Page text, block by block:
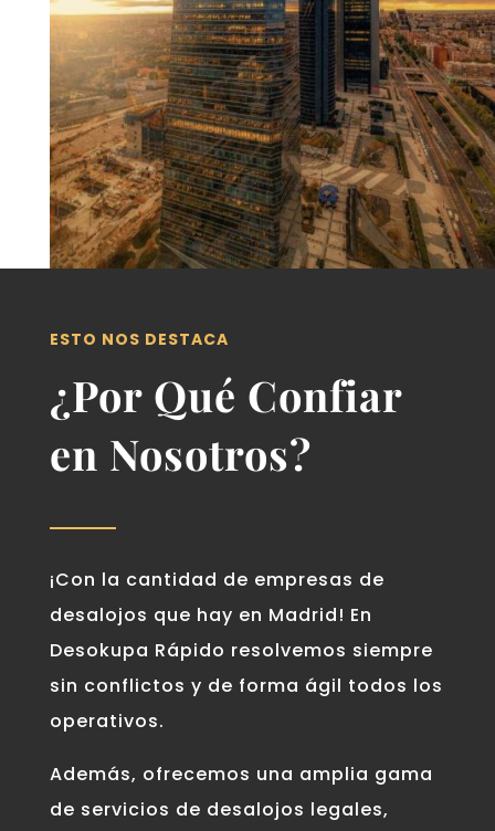
ESTO NOS DESTACA
¿Por Qué Confiar
en Nosotros?
¡Con la cantidad de empresas de
desalojos que hay en Madrid! En
Desokupa Rápido resolvemos siempre
sin conflictos y de forma ágil todos los
operativos.
Además, ofrecemos una amplia gama
de servicios de desalojos legales,